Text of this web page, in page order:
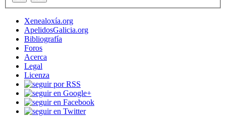
Xenealoxía.org
ApelidosGalicia.org
Bibliografía
Foros
Acerca
Legal
Licenza